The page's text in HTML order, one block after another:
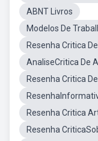
ABNT Livros
Modelos De
Resenha Critica
AnaliseCritica De
Resenha Critica
Resenha Critica
Resenha